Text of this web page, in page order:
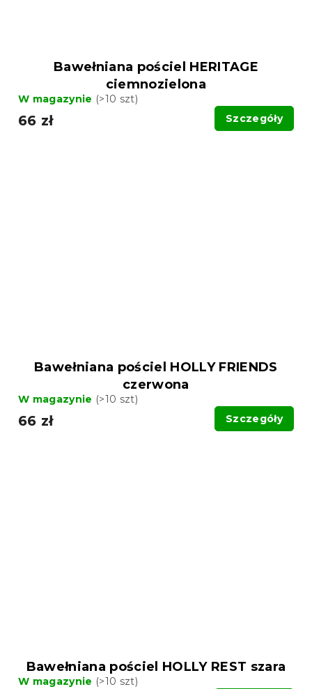
Bawełniana pościel HERITAGE
ciemnozielona
W magazynie (>10 szt)
66 zł Szczegóły
Bawełniana pościel HOLLY FRIENDS
czerwona
W magazynie (>10 szt)
66 zł Szczegóły
Bawełniana pościel HOLLY REST szara
W magazynie (>10 szt)